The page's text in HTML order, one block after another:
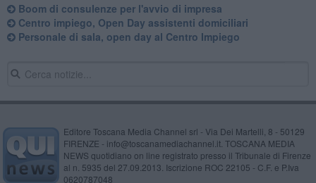
Boom di consulenze per l'avvio di impresa
Centro impiego, Open Day assistenti domiciliari
Personale di sala, open day al Centro Impiego
Editore Toscana Media Channel srl - Via Dei Martelli, 8 - 50129
FIRENZE - info@toscanamediachannel.it. TOSCANA MEDIA
NEWS quotidiano on line registrato presso il Tribunale di Firenze
al n. 5935 del 27.09.2013. Iscrizione ROC 22105 - C.F. e P.Iva
0620787048